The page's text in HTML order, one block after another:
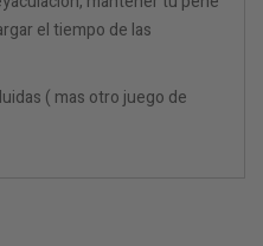
el tiempo de las
( mas otro juego de